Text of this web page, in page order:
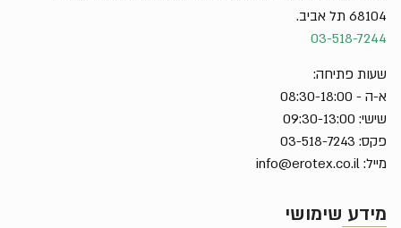
מידע שימושי
68104 תל אביב.
03-518-7244
שעות פתיחה:
א-ה - 08:30-18:00
שישי: 09:30-13:00
פקס: 03-518-7243
מייל: info@erotex.co.il